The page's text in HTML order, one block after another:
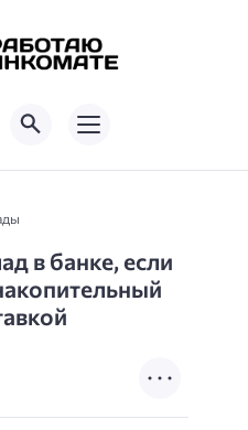
в банке, если